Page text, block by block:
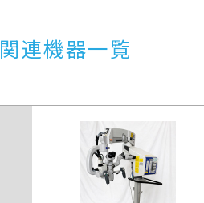
関連機器一覧